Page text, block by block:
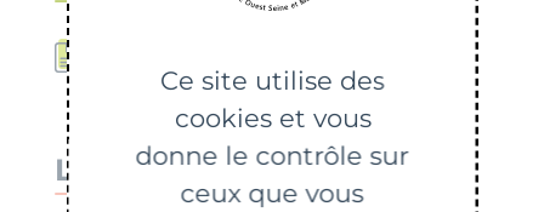
Liens utiles
Ce site utilise des
cookies et vous
donne le contrôle sur
ceux que vous